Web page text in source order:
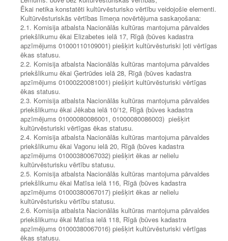
Ēkai netika konstatēti kultūrvēsturisko vērtību veidojošie elementi.
Kultūrvēsturiskās vērtības līmeņa novērtējuma saskaņošana:
2.1. Komisija atbalsta Nacionālās kultūras mantojuma pārvaldes
priekšlikumu ēkai Elizabetes ielā 17, Rīgā (būves kadastra
apzīmējums 01000110109001) piešķirt kultūrvēsturiski ļoti vērtīgas
ēkas statusu.
2.2. Komisija atbalsta Nacionālās kultūras mantojuma pārvaldes
priekšlikumu ēkai Ģertrūdes ielā 28, Rīgā (būves kadastra
apzīmējums 01000220081001) piešķirt kultūrvēsturiski vērtīgas
ēkas statusu.
2.3. Komisija atbalsta Nacionālās kultūras mantojuma pārvaldes
priekšlikumu ēkai Jēkaba ielā 10/12, Rīgā (būves kadastra
apzīmējums 01000080086001, 01000080086003) piešķirt
kultūrvēsturiski vērtīgas ēkas statusu.
2.4. Komisija atbalsta Nacionālās kultūras mantojuma pārvaldes
priekšlikumu ēkai Vagonu ielā 20, Rīgā (būves kadastra
apzīmējums 01000380067032) piešķirt ēkas ar nelielu
kultūrvēsturisku vērtību statusu.
2.5. Komisija atbalsta Nacionālās kultūras mantojuma pārvaldes
priekšlikumu ēkai Matīsa ielā 116, Rīgā (būves kadastra
apzīmējums 01000380067017) piešķirt ēkas ar nelielu
kultūrvēsturisku vērtību statusu.
2.6. Komisija atbalsta Nacionālās kultūras mantojuma pārvaldes
priekšlikumu ēkai Matīsa ielā 118, Rīgā (būves kadastra
apzīmējums 01000380067016) piešķirt kultūrvēsturiski vērtīgas
ēkas statusu.